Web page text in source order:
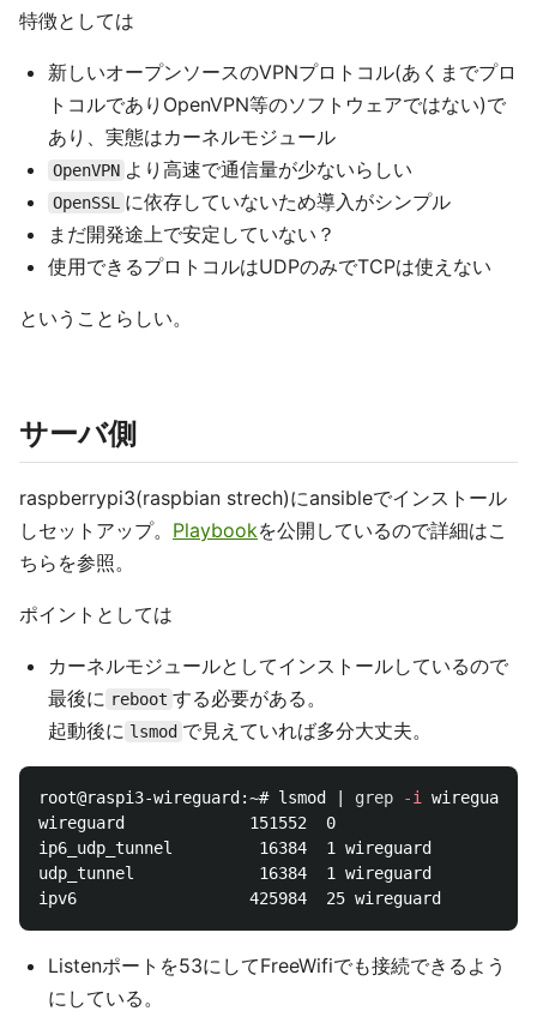
特徴としては
新しいオープンソースのVPNプロトコル(あくまでプロ
トコルでありOpenVPN等のソフトウェアではない)で
あり、実態はカーネルモジュール
OpenVPN より高速で通信量が少ないらしい
OpenSSL
に依存していないため導入がシンプル
まだ開発途上で安定していない？
使用できるプロトコルはUDPのみでTCPは使えない
ということらしい。
サーバ側
raspberrypi3(raspbian strech)にansibleでインストール
しセットアップ。 Playbookを公開しているので詳細はこ
ちらを参照。
ポイントとしては
カーネルモジュールとしてインストールしているので
最後に reboot する必要がある。
起動後に lsmod で見えていれば多分大丈夫。
root@raspi3-wireguard:~# lsmod | grep -i
wireguard
wireguard             151552  0
ip6_udp_tunnel         16384  1 wireguard
udp_tunnel             16384  1 wireguard
Listenポートを53にしてFreeWifiでも接続できるよう
にしている。